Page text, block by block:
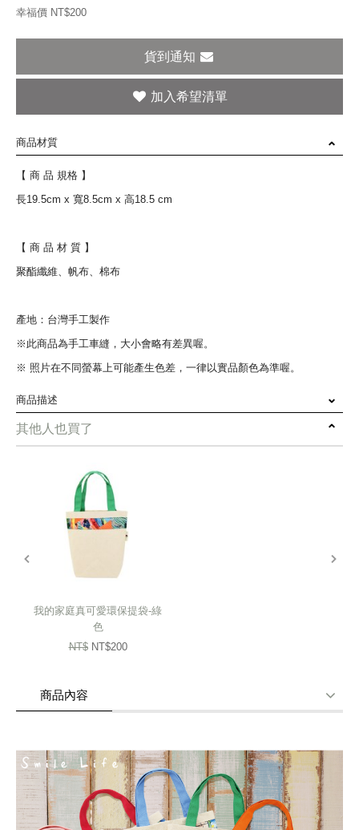
幸福價 NT$200
貨到通知
商品材質
【 商 品 規格 】
長19.5cm x 寬8.5cm x 高18.5 cm
【 商 品 材 質 】
聚酯纖維、帆布、棉布
產地：台灣手工製作
※此商品為手工車縫，大小會略有差異喔。
※ 照片在不同螢幕上可能產生色差，一律以實品顏色為準喔。
商品描述
重量輕、體積小、攜帶方便，取代不環保的塑膠袋，可容納冰霸杯
結合孩子們可愛童趣風格的塗鴉創作，都是來自孩子們對家庭的期待！
花蓮家扶幸福小舖-小舖媽媽對縫紉的堅持，最引以為傲的作品。順帶著
一顆對未來美好共好的心，一份滿溢的愛想要與你分享！
“夢想的家，有人可以在外面保護著我，還有一顆大蘋果樹，可以讓我吃
LOVE YOU家扶兒保樂遊學習網兒童保護宣導繪畫設計
虐待事件不僅讓受虐兒少身心受創，更可能直接影響他們的行為，複製
家庭及世代間滋長，終結暴力惡性循環。
*家扶基金會邀請全國國小學童以「我幸福的家」為主題進行繪畫創作，
家扶幸福小舖以此為基礎進行布花的創意設計和開發，而有布花相關商
其他人也買了
我的家庭真可愛環保提袋-綠
色
NT$ NT$200
商品內容